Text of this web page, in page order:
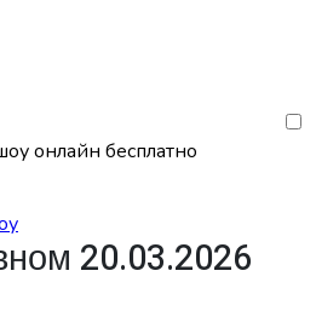
онлайн бесплатно
20.03.2026